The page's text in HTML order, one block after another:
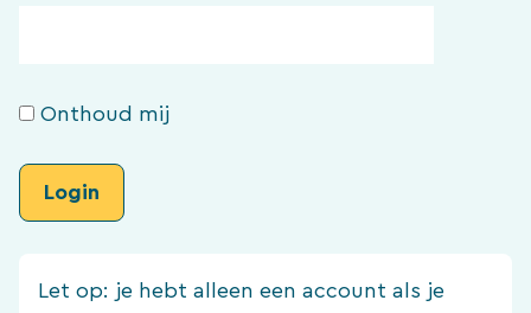
Onthoud mij
Let op: je hebt alleen een account als je